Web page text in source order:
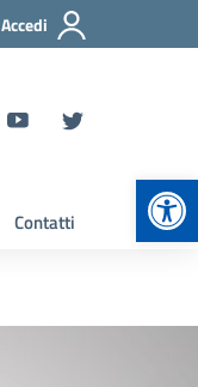
Accedi
Contatti